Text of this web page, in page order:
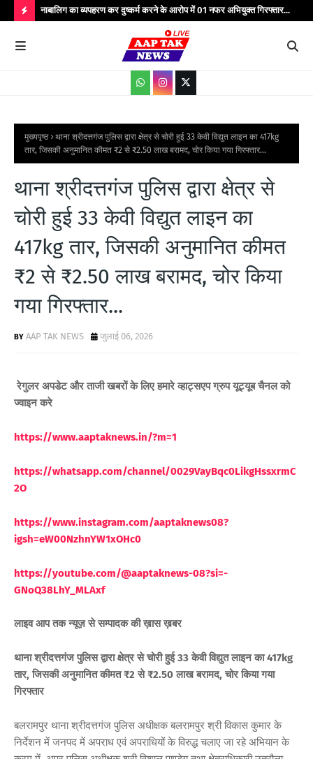
O
S
नाबालिग का व्यपहरण कर दुष्कर्म करने के आरोप में 01 नफर अभियुक्त गिरफ्तार...
मुख्यपृष्ठ
थाना श्रीदत्तगंज पुलिस द्वारा क्षेत्र से चोरी हुई 33 केवी विद्युत लाइन का 417kg
तार, जिसकी अनुमानित कीमत ₹2 से ₹2.50 लाख बरामद, चोर किया गया गिरफ्तार...
थाना श्रीदत्तगंज पुलिस द्वारा क्षेत्र से
चोरी हुई 33 केवी विद्युत लाइन का
417kg तार, जिसकी अनुमानित कीमत
₹2 से ₹2.50 लाख बरामद, चोर किया
गया गिरफ्तार...
AAP TAK NEWS जुलाई 06, 2026
रेगुलर अपडेट और ताजी खबरों के लिए हमारे व्हाट्सएप ग्रुप यूट्यूब चैनल को
ज्वाइन करे
https://www.aaptaknews.in/?m=1
https://whatsapp.com/channel/0029VayBqc0LikgHssxrmC
2O
https://www.instagram.com/aaptaknews08?
igsh=eW00NzhnYW1xOHc0
https://youtube.com/@aaptaknews-08?si=-
GNoQ38LhY_MLAxf
लाइव आप तक न्यूज़ से सम्पादक की ख़ास ख़बर
थाना श्रीदत्तगंज पुलिस द्वारा क्षेत्र से चोरी हुई 33 केवी विद्युत लाइन का 417kg
तार, जिसकी अनुमानित कीमत ₹2 से ₹2.50 लाख बरामद, चोर किया गया
गिरफ्तार
बलरामपुर थाना श्रीदत्तगंज पुलिस अधीक्षक बलरामपुर श्री विकास कुमार के
निर्देशन में जनपद में अपराध एवं अपराधियों के विरुद्ध चलाए जा रहे अभियान के